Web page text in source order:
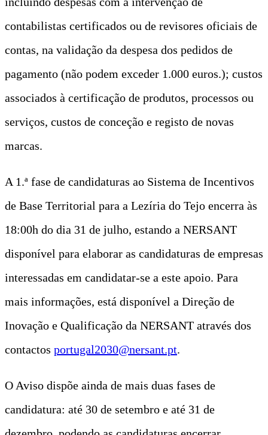
contabilistas certificados ou de revisores oficiais de
contas, na validação da despesa dos pedidos de
pagamento (não podem exceder 1.000 euros.); custos
associados à certificação de produtos, processos ou
serviços, custos de conceção e registo de novas
marcas.
A 1.ª fase de candidaturas ao Sistema de Incentivos
de Base Territorial para a Lezíria do Tejo encerra às
18:00h do dia 31 de julho, estando a NERSANT
disponível para elaborar as candidaturas de empresas
interessadas em candidatar-se a este apoio. Para
mais informações, está disponível a Direção de
Inovação e Qualificação da NERSANT através dos
contactos portugal2030@nersant.pt.
O Aviso dispõe ainda de mais duas fases de
candidatura: até 30 de setembro e até 31 de